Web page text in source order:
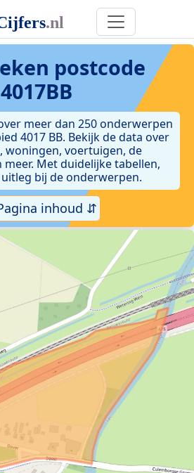
postcode
4017BB
meer dan 250 onderwerpen
4017 BB. Bekijk de data over
woningen, voertuigen, de
Met duidelijke tabellen,
bij de onderwerpen.
inhoud ⇵